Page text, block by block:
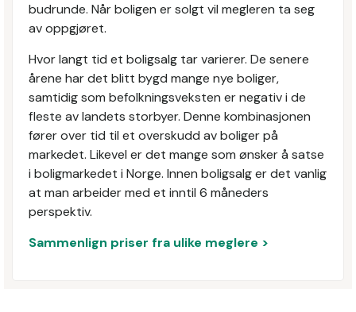
budrunde. Når boligen er solgt vil megleren ta seg
av oppgjøret.
Hvor langt tid et boligsalg tar varierer. De senere
årene har det blitt bygd mange nye boliger,
samtidig som befolkningsveksten er negativ i de
fleste av landets storbyer. Denne kombinasjonen
fører over tid til et overskudd av boliger på
markedet. Likevel er det mange som ønsker å satse
i boligmarkedet i Norge. Innen boligsalg er det vanlig
at man arbeider med et inntil 6 måneders
perspektiv.
Sammenlign priser fra ulike meglere >